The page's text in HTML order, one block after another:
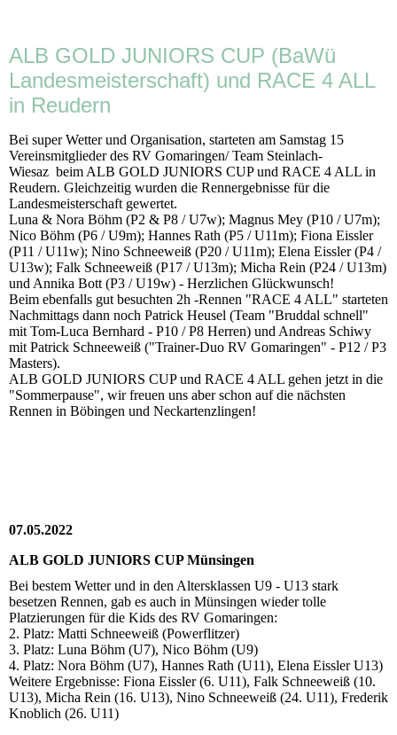
ALB GOLD JUNIORS CUP (BaWü
Landesmeisterschaft) und RACE 4 ALL
in Reudern
Bei super Wetter und Organisation, starteten am Samstag 15
Vereinsmitglieder des RV Gomaringen/ Team Steinlach-
Wiesaz beim ALB GOLD JUNIORS CUP und RACE 4 ALL in
Reudern. Gleichzeitig wurden die Rennergebnisse für die
Landesmeisterschaft gewertet.
Luna & Nora Böhm (P2 & P8 / U7w); Magnus Mey (P10 / U7m);
Nico Böhm (P6 / U9m); Hannes Rath (P5 / U11m); Fiona Eissler
(P11 / U11w); Nino Schneeweiß (P20 / U11m); Elena Eissler (P4 /
U13w); Falk Schneeweiß (P17 / U13m); Micha Rein (P24 / U13m)
und Annika Bott (P3 / U19w) - Herzlichen Glückwunsch!
Beim ebenfalls gut besuchten 2h -Rennen "RACE 4 ALL" starteten
Nachmittags dann noch Patrick Heusel (Team "Bruddal schnell"
mit Tom-Luca Bernhard - P10 / P8 Herren) und Andreas Schiwy
mit Patrick Schneeweiß ("Trainer-Duo RV Gomaringen" - P12 / P3
Masters).
ALB GOLD JUNIORS CUP und RACE 4 ALL gehen jetzt in die
"Sommerpause", wir freuen uns aber schon auf die nächsten
Rennen in Böbingen und Neckartenzlingen!
07.05.2022
ALB GOLD JUNIORS CUP Münsingen
Bei bestem Wetter und in den Altersklassen U9 - U13 stark
besetzen Rennen, gab es auch in Münsingen wieder tolle
Platzierungen für die Kids des RV Gomaringen:
2. Platz: Matti Schneeweiß (Powerflitzer)
3. Platz: Luna Böhm (U7), Nico Böhm (U9)
4. Platz: Nora Böhm (U7), Hannes Rath (U11), Elena Eissler U13)
Weitere Ergebnisse: Fiona Eissler (6. U11), Falk Schneeweiß (10.
U13), Micha Rein (16. U13), Nino Schneeweiß (24. U11), Frederik
Knoblich (26. U11)